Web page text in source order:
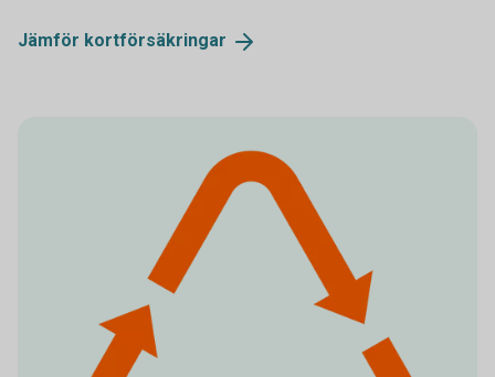
Jämför kortförsäkringar